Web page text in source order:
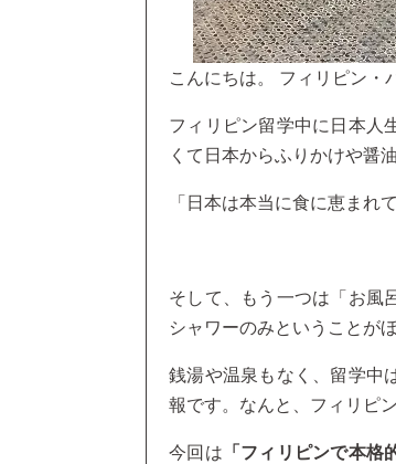
こんにちは。 フィリピン・
フィリピン留学中に日本人
くて日本からふりかけや醤
「日本は本当に食に恵まれ
そして、もう一つは「お風
シャワーのみということが
銭湯や温泉もなく、留学中
報です。なんと、フィリピ
今回は 「フィリピンで本格